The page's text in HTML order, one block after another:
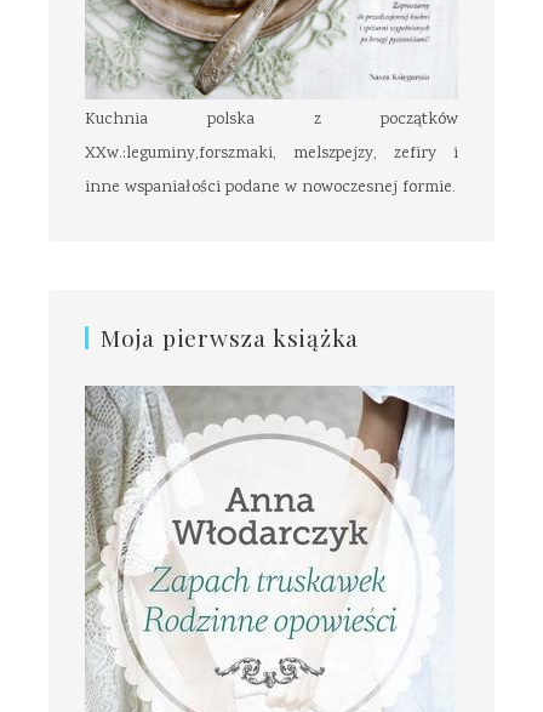
Kuchnia polska z początków
XXw.:leguminy,forszmaki, melszpejzy, zefiry i
inne wspaniałości podane w nowoczesnej formie.
Moja pierwsza książka